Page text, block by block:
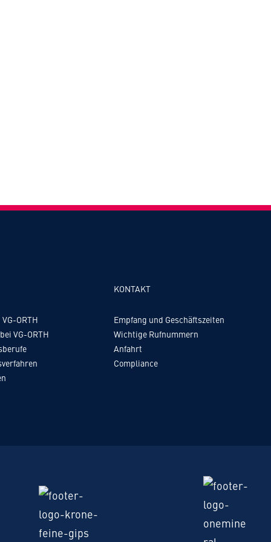
ORTH
VG-ORTH
KONTAKT
Empfang und Geschäftszeiten
Wichtige Rufnummern
Anfahrt
Compliance